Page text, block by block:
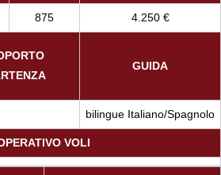
875 4.250 €
GUIDA
bilingue Italiano/Spagnolo
VOLI